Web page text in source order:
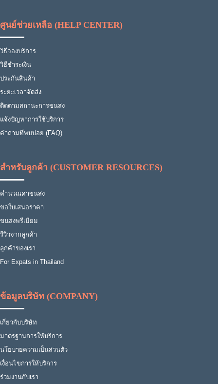
ศูนย์ช่วยเหลือ (HELP CENTER)
วิธีจองบริการ
วิธีชำระเงิน
ประกันสินค้า
ระยะเวลาจัดส่ง
ติดตามสถานะการขนส่ง
แจ้งปัญหาการใช้บริการ
คำถามที่พบบ่อย (FAQ)
สำหรับลูกค้า (CUSTOMER RESOURCES)
คำนวณค่าขนส่ง
ขอใบเสนอราคา
ขนส่งพรีเมียม
รีวิวจากลูกค้า
ลูกค้าของเรา
For Expats in Thailand
ข้อมูลบริษัท (COMPANY)
เกี่ยวกับบริษัท
มาตรฐานการให้บริการ
นโยบายความเป็นส่วนตัว
เงื่อนไขการให้บริการ
ร่วมงานกับเรา